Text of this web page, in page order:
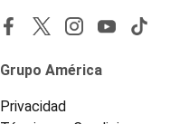
Grupo América
Privacidad